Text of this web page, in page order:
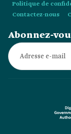
Politique de
Contactez-nous
Abonnez-